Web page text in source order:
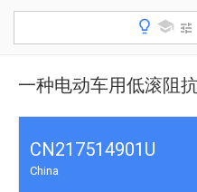
一种电动车用低滚阻
CN217514901U
China